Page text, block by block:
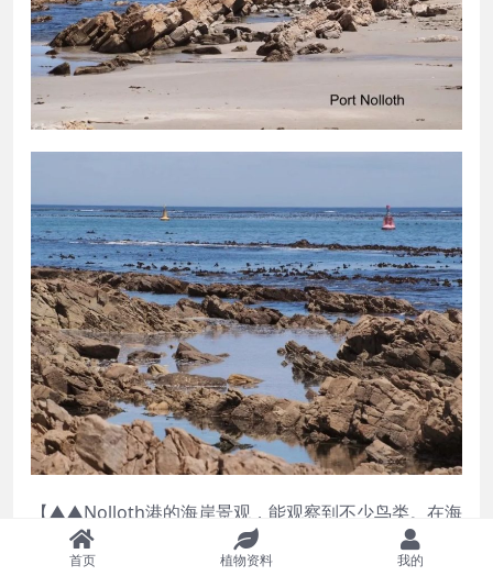
【▲▲Nolloth港的海岸景观，能观察到不少鸟类。在海
岸边有一条新修的木板路，空气凉爽，十分惬意】
首页 植物资料 我的